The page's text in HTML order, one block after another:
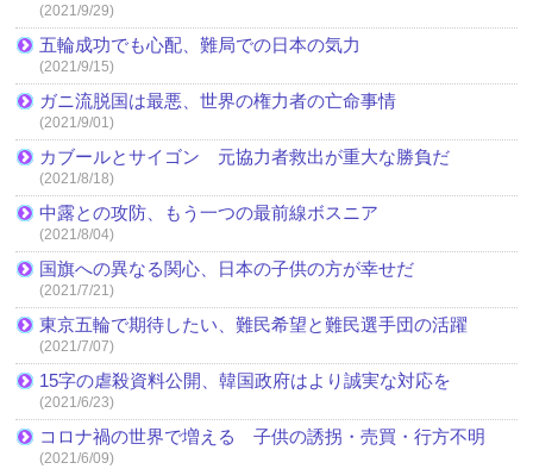
(2021/9/29)
五輪成功でも心配、難局での日本の気力
(2021/9/15)
ガニ流脱国は最悪、世界の権力者の亡命事情
(2021/9/01)
カブールとサイゴン 元協力者救出が重大な勝負だ
(2021/8/18)
中露との攻防、もう一つの最前線ボスニア
(2021/8/04)
国旗への異なる関心、日本の子供の方が幸せだ
(2021/7/21)
東京五輪で期待したい、難民希望と難民選手団の活躍
(2021/7/07)
15字の虐殺資料公開、韓国政府はより誠実な対応を
(2021/6/23)
コロナ禍の世界で増える 子供の誘拐・売買・行方不明
(2021/6/09)